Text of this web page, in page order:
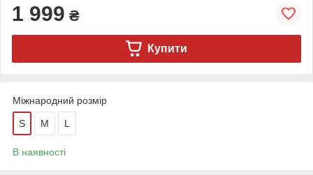
1 999 ₴
Купити
Міжнародний розмір
S M L
В наявності